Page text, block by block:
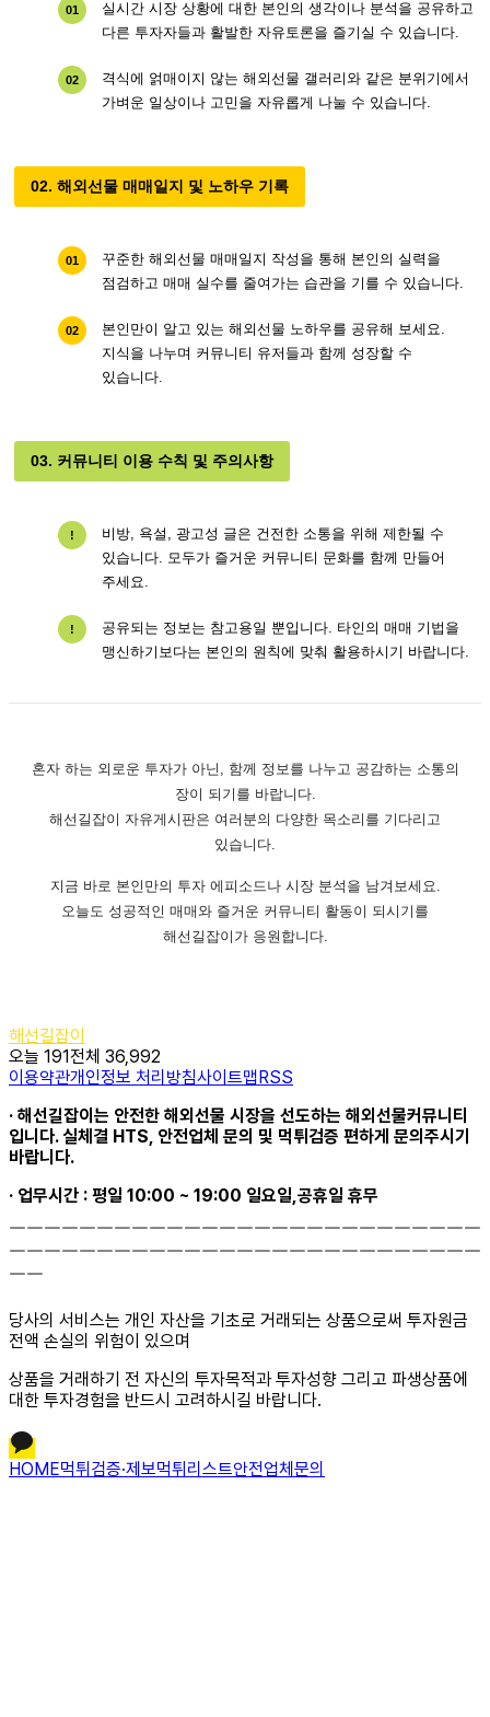
01
실시간 시장 상황에 대한 본인의 생각이나 분석을 공유하고
다른 투자자들과 활발한 자유토론을 즐기실 수 있습니다.
02
격식에 얽매이지 않는 해외선물 갤러리와 같은 분위기에서
가벼운 일상이나 고민을 자유롭게 나눌 수 있습니다.
02. 해외선물 매매일지 및 노하우 기록
01
꾸준한 해외선물 매매일지 작성을 통해 본인의 실력을
점검하고 매매 실수를 줄여가는 습관을 기를 수 있습니다.
02
본인만이 알고 있는 해외선물 노하우를 공유해 보세요.
지식을 나누며 커뮤니티 유저들과 함께 성장할 수
있습니다.
03. 커뮤니티 이용 수칙 및 주의사항
!
비방, 욕설, 광고성 글은 건전한 소통을 위해 제한될 수
있습니다. 모두가 즐거운 커뮤니티 문화를 함께 만들어
주세요.
!
공유되는 정보는 참고용일 뿐입니다. 타인의 매매 기법을
맹신하기보다는 본인의 원칙에 맞춰 활용하시기 바랍니다.
혼자 하는 외로운 투자가 아닌, 함께 정보를 나누고 공감하는 소통의
장이 되기를 바랍니다.
해선길잡이 자유게시판은 여러분의 다양한 목소리를 기다리고
있습니다.
지금 바로 본인만의 투자 에피소드나 시장 분석을 남겨보세요.
오늘도 성공적인 매매와 즐거운 커뮤니티 활동이 되시기를
해선길잡이가 응원합니다.
해선길잡이
오늘 191전체 36,992
이용약관개인정보 처리방침사이트맵RSS
· 해선길잡이는 안전한 해외선물 시장을 선도하는 해외선물커뮤니티
입니다. 실체결 HTS, 안전업체 문의 및 먹튀검증 편하게 문의주시기
바랍니다.
· 업무시간 : 평일 10:00 ~ 19:00 일요일,공휴일 휴무
￣￣￣￣￣￣￣￣￣￣￣￣￣￣￣￣￣￣￣￣￣￣￣￣￣￣￣
￣￣￣￣￣￣￣￣￣￣￣￣￣￣￣￣￣￣￣￣￣￣￣￣￣￣￣
￣￣
당사의 서비스는 개인 자산을 기초로 거래되는 상품으로써 투자원금
전액 손실의 위험이 있으며
상품을 거래하기 전 자신의 투자목적과 투자성향 그리고 파생상품에
대한 투자경험을 반드시 고려하시길 바랍니다.
HOME먹튀검증·제보먹튀리스트안전업체문의